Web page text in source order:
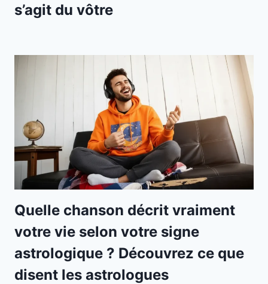
s’agit du vôtre
Quelle chanson décrit vraiment
votre vie selon votre signe
astrologique ? Découvrez ce que
disent les astrologues